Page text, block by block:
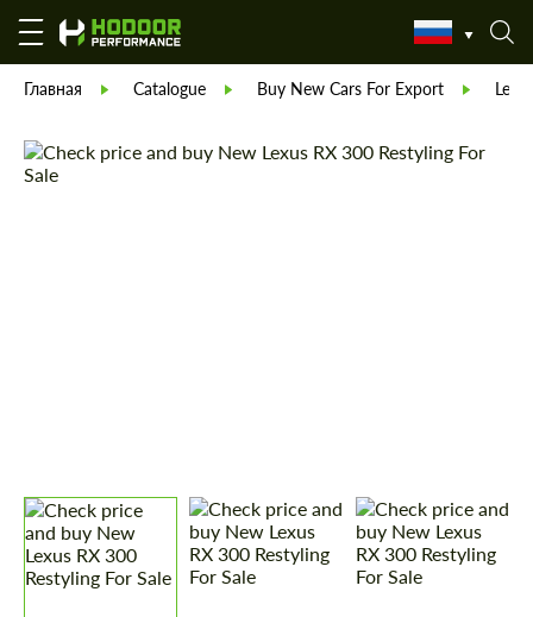
Главная Catalogue Buy New Cars For Export